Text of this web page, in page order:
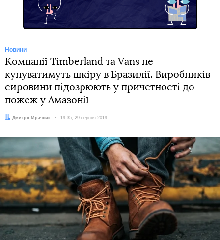
Новини
Компанії Timberland та Vans не
купуватимуть шкіру в Бразилії. Виробників
сировини підозрюють у причетності до
пожеж у Амазонії
Автор:
Дмитро Мрачник Дата:
19:35, 29 серпня 2019